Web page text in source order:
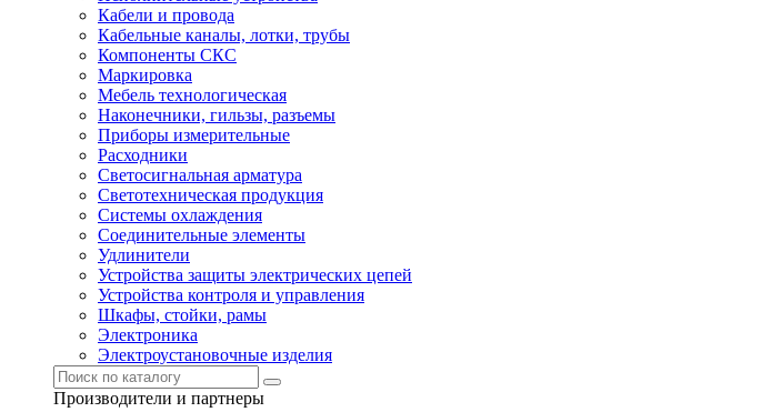
Кабели и провода
Кабельные каналы, лотки, трубы
Компоненты СКС
Маркировка
Мебель технологическая
Наконечники, гильзы, разъемы
Приборы измерительные
Расходники
Светосигнальная арматура
Светотехническая продукция
Системы охлаждения
Соединительные элементы
Удлинители
Устройства защиты электрических цепей
Устройства контроля и управления
Шкафы, стойки, рамы
Электроника
Электроустановочные изделия
Производители и партнеры